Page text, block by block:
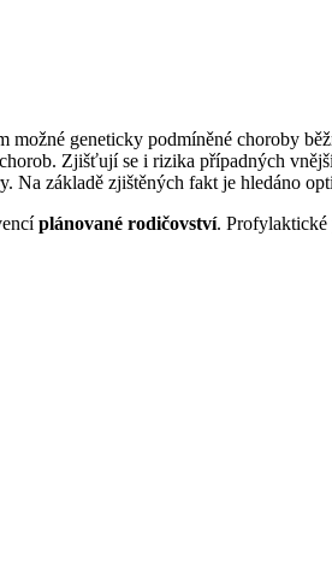
možné geneticky podmíněné choroby
Zjišťují se i rizika případných
Na základě zjištěných fakt je hledáno
plánované rodičovství. Profylaktické